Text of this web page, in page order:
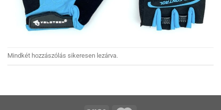
Mindkét hozzászólás sikeresen lezárva.